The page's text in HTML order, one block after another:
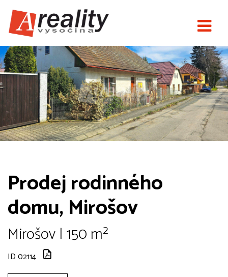
Prodej rodinného
domu, Mirošov
Mirošov | 150 m²
ID 02114